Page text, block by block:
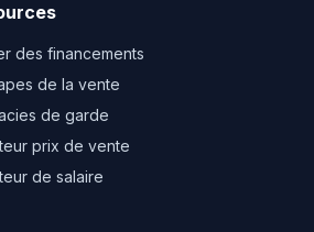
des financements
de la vente
de garde
prix de vente
de salaire